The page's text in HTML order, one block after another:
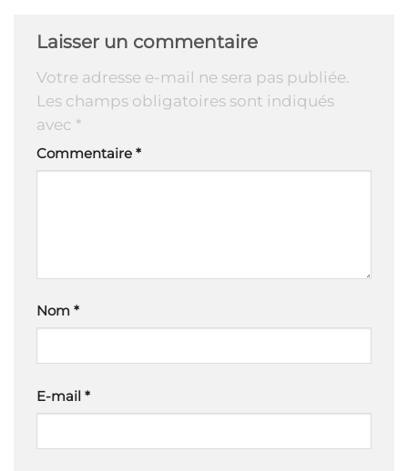
Laisser un commentaire
Votre adresse e-mail ne sera pas publiée.
Les champs obligatoires sont indiqués
avec *
Commentaire *
Nom *
E-mail *